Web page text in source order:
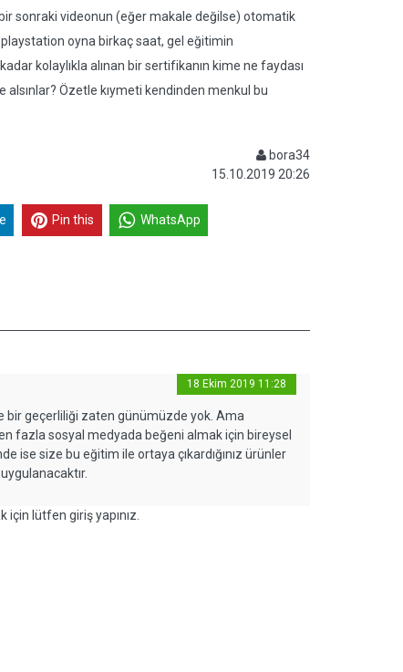
sonraki videonun (eğer makale değilse) otomatik
oyna birkaç saat, gel eğitimin
kolaylıkla alınan bir sertifikanın kime ne faydası
Özetle kıymeti kendinden menkul bu
bora34
15.10.2019 20:26
Pin this WhatsApp
18 Ekim 2019 11:28
geçerliliği zaten günümüzde yok. Ama
fazla sosyal medyada beğeni almak için bireysel
ise size bu eğitim ile ortaya çıkardığınız ürünler
için lütfen giriş yapınız.